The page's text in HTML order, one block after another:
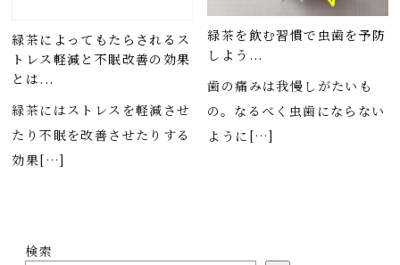
緑茶によってもたらされるス
トレス軽減と不眠改善の効果
とは...
緑茶にはストレスを軽減させ
たり不眠を改善させたりする
効果[…]
緑茶を飲む習慣で虫歯を予防
しよう...
歯の痛みは我慢しがたいも
の。なるべく虫歯にならない
ように[…]
検索